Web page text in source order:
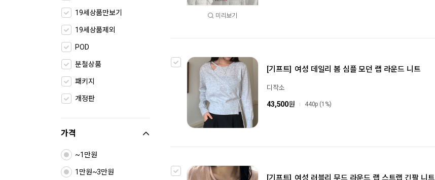
19세상품만보기
19세상품제외
POD
분철상품
패키지
개정판
가격
~1만원
1만원~3만원
미리보기
[기프트] 여성 데일리 봄 심플 모던 랩 라운드 니트
디작소
43,500원 440p (1%)
[기프트] 여성 러블리 무드 라운드 랩 스트랩 긴팔 니트